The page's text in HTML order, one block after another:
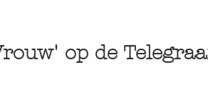
op de